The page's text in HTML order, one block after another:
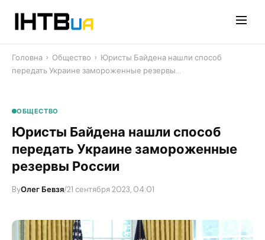
Головна › Общество › Юристы Байдена нашли способ
передать Украине замороженные резервы…
ОБЩЕСТВО
Юристы Байдена нашли способ
передать Украине замороженные
резервы России
ByОлег Бевзя/21 сентября 2023, 04:01